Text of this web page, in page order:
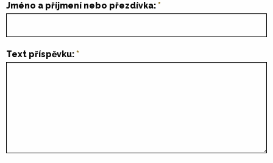
Jméno a příjmení nebo přezdívka:
Text příspěvku: